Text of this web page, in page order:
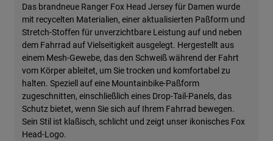
Das brandneue Ranger Fox Head Jersey für Damen wurde
mit recycelten Materialien, einer aktualisierten Paßform und
Stretch-Stoffen für unverzichtbare Leistung auf und neben
dem Fahrrad auf Vielseitigkeit ausgelegt. Hergestellt aus
einem Mesh-Gewebe, das den Schweiß während der Fahrt
vom Körper ableitet, um Sie trocken und komfortabel zu
halten. Speziell auf eine Mountainbike-Paßform
zugeschnitten, einschließlich eines Drop-Tail-Panels, das
Schutz bietet, wenn Sie sich auf Ihrem Fahrrad bewegen.
Sein Stil ist klaßisch, schlicht und zeigt unser ikonisches Fox
Head-Logo.